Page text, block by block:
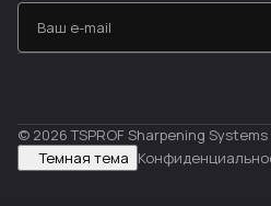
© 2026 TSPROF Sharpening Systems
Темная тема